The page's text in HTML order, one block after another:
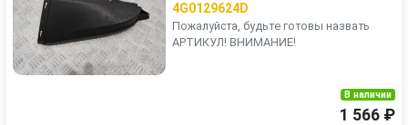
4G0129624D
Пожалуйста, будьте готовы назвать
АРТИКУЛ! ВНИМАНИЕ!
В наличии
1 566 ₽